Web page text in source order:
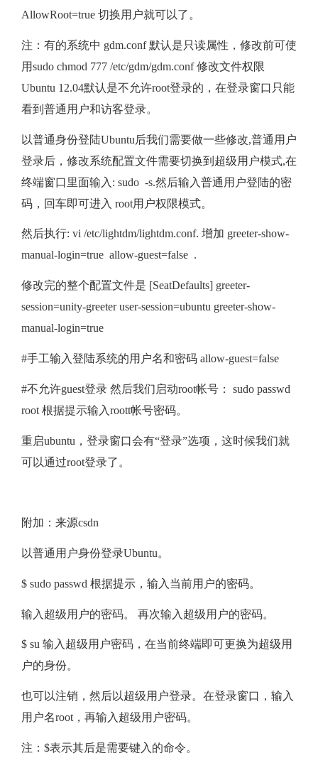
AllowRoot=true 切换用户就可以了。
注：有的系统中 gdm.conf 默认是只读属性，修改前可使
用sudo chmod 777 /etc/gdm/gdm.conf 修改文件权限
Ubuntu 12.04默认是不允许root登录的，在登录窗口只能
看到普通用户和访客登录。
以普通身份登陆Ubuntu后我们需要做一些修改,普通用户
登录后，修改系统配置文件需要切换到超级用户模式,在
终端窗口里面输入: sudo -s.然后输入普通用户登陆的密
码，回车即可进入 root用户权限模式。
然后执行: vi /etc/lightdm/lightdm.conf. 增加 greeter-show-
manual-login=true allow-guest=false .
修改完的整个配置文件是 [SeatDefaults] greeter-
session=unity-greeter user-session=ubuntu greeter-show-
manual-login=true
#手工输入登陆系统的用户名和密码 allow-guest=false
#不允许guest登录 然后我们启动root帐号： sudo passwd
root 根据提示输入roott帐号密码。
重启ubuntu，登录窗口会有“登录”选项，这时候我们就
可以通过root登录了。
附加：来源csdn
以普通用户身份登录Ubuntu。
$ sudo passwd 根据提示，输入当前用户的密码。
输入超级用户的密码。 再次输入超级用户的密码。
$ su 输入超级用户密码，在当前终端即可更换为超级用
户的身份。
也可以注销，然后以超级用户登录。在登录窗口，输入
用户名root，再输入超级用户密码。
注：$表示其后是需要键入的命令。